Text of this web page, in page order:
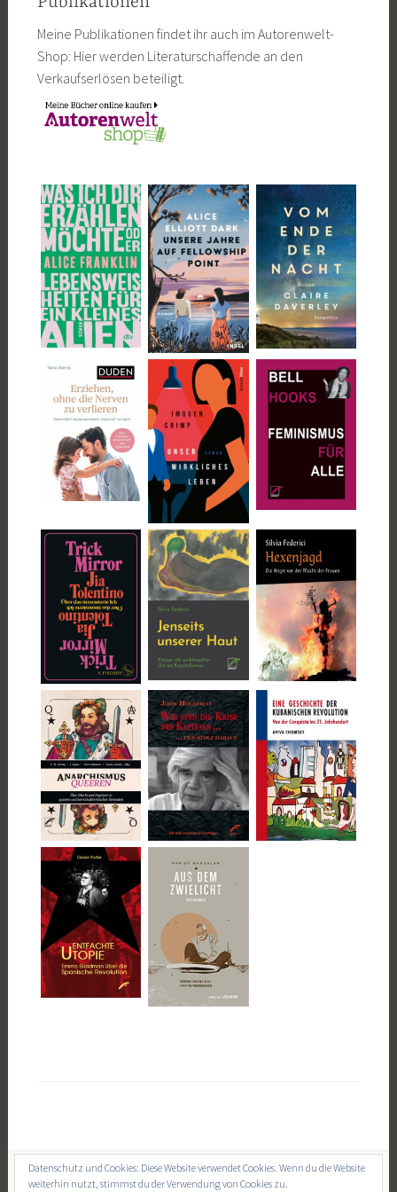
Meine Publikationen findet ihr auch im Autorenwelt-
Shop: Hier werden Literaturschaffende an den
Verkaufserlösen beteiligt.
Datenschutz und Cookies: Diese Website verwendet Cookies. Wenn du die Website
weiterhin nutzt, stimmst du der Verwendung von Cookies zu.